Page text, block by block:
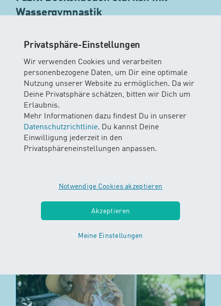
Privatsphäre-Einstellungen
Wir verwenden Cookies und verarbeiten
personenbezogene Daten, um Dir eine optimale
Nutzung unserer Website zu ermöglichen. Da wir
Deine Privatsphäre schätzen, bitten wir Dich um
Erlaubnis.
Mehr Informationen dazu findest Du in unserer
Datenschutzrichtlinie. Du kannst Deine
Einwilligung jederzeit in den
Privatsphäreneinstellungen anpassen.
Notwendige Cookies akzeptieren
Akzeptieren
Meine Einstellungen
Wassergymnastik
Stabilität und Sicherheit im Alltag – auch im höheren
Mit regelmässiger Wassergymnastik kannst du deine
Körpermitte stärken, deine Beweglichkeit erhalten
und gleichzeitig etwas für dein Wohlbefinden tun.
Bewegung im Wasser ist dabei besonders sanft,
effektiv und motivierend – vor allem in einer
unterstützenden Gruppe.